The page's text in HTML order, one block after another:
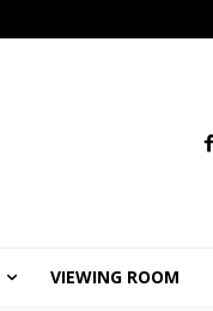
VIEWING ROOM